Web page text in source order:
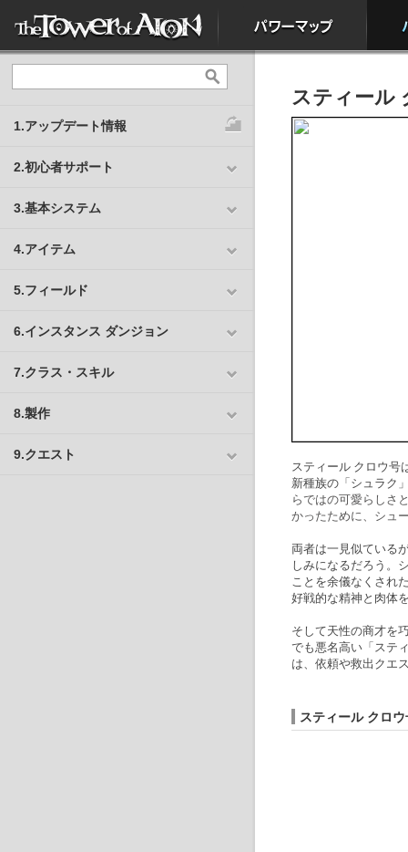
1.アップデート情報
2.初心者サポート
3.基本システム
4.アイテム
5.フィールド
6.インスタンス ダンジョン
7.クラス・スキル
8.製作
9.クエスト
スティール
スティール クロウ号
新種族の「シュラク
らではの可愛らしさ
かったために、シュ
両者は一見似ている
しみになるだろう。
ことを余儀なくされ
好戦的な精神と肉体
そして天性の商才を
でも悪名高い「ステ
は、依頼や救出クエ
スティール クロ